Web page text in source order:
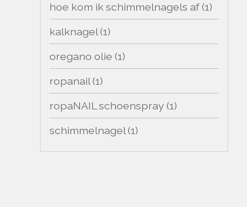
hoe kom ik schimmelnagels af(1)
kalknagel(1)
oregano olie (1)
ropanail(1)
ropaNAIL schoenspray (1)
schimmelnagel(1)